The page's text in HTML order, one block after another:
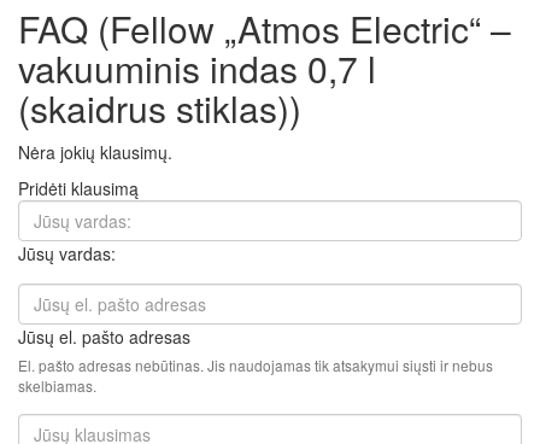
FAQ (Fellow „Atmos Electric“ –
vakuuminis indas 0,7 l
(skaidrus stiklas))
Nėra jokių klausimų.
Pridėti klausimą
Jūsų vardas:
Jūsų el. pašto adresas
El. pašto adresas nebūtinas. Jis naudojamas tik atsakymui siųsti ir nebus
skelbiamas.